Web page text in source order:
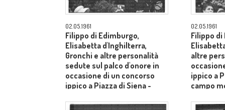
02.05.1961
Filippo di Edimburgo,
Elisabetta d'Inghilterra,
Gronchi e altre personalità
sedute sul palco d'onore in
occasione di un concorso
ippico a Piazza di Siena -
02.05.1961
Filippo di
altre
ippico a
campo